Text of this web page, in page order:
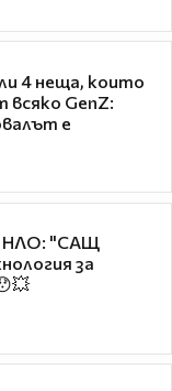
4 неща, които
всяко GenZ:
е
НЛО: "САЩ
за